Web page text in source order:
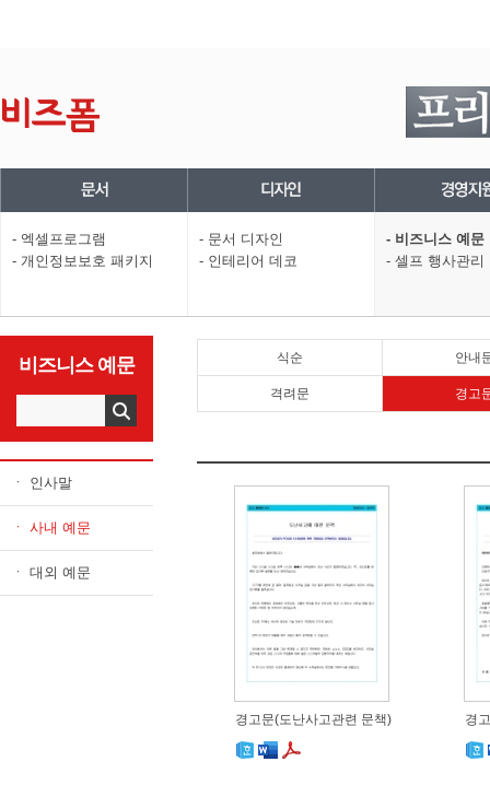
- 엑셀프로그램
- 개인정보보호 패키지
- 문서 디자인
- 인테리어 데코
- 비즈니스 예문
- 셀프 행사관리
비즈니스 예문
ㆍ 인사말
ㆍ 사내 예문
ㆍ 대외 예문
식순 안내
격려문 경고
경고문(도난사고관련 문책) 경